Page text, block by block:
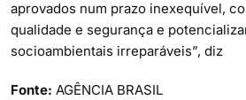
aprovados num prazo inexequível,
qualidade e segurança e
socioambientais irreparáveis”, diz
Fonte: AGÊNCIA BRASIL